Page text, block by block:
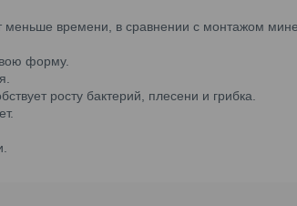
меньше времени, в сравнении с монтажом
форму.
росту бактерий, плесени и грибка.